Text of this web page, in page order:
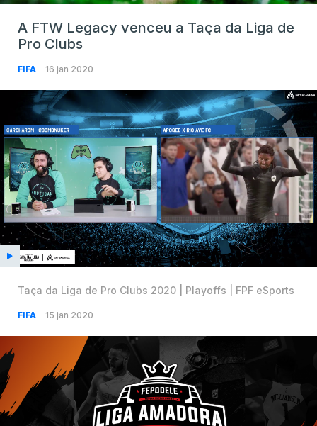
A FTW Legacy venceu a Taça da Liga de
Pro Clubs
FIFA 16 jan 2020
Taça da Liga de Pro Clubs 2020 | Playoffs | FPF eSports
FIFA 15 jan 2020